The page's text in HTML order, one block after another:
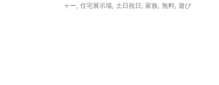
ャー 住宅展示場 土日祝日 家族 無料 遊び